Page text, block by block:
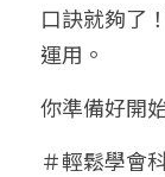
口訣就夠了
運用。
你準備好開
＃輕鬆學會